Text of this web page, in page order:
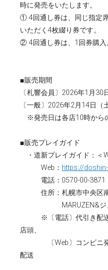
時に発売をいたします。
① 4回通し券は、同じ指定
いただく4枚綴り券です。
② 4回通し券は、1回券購入
■販売期間
〔札響会員〕2026年1月30
〔一般〕2026年2月14日（
※発売日は各店10時から
■販売プレイガイド
・道新プレイガイド：＜
Web： https://
電話：0570-00-
住所：札幌市中央区南
MARUZEN&ジュン
※〔電話〕代引き配送
店頭、
〔Web〕コンビニ発券
配送